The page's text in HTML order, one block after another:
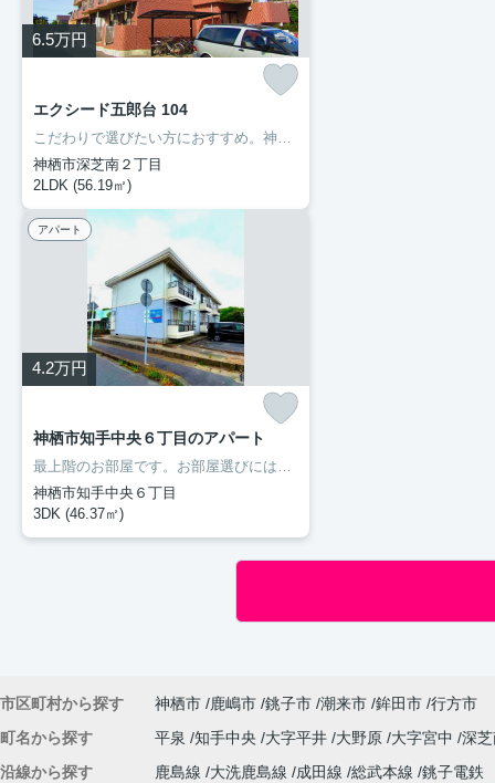
6.5万円
エクシード五郎台 104
こだわりで選びたい方におすすめ。神栖市エリアで住まいをお探しなら「エクシード五郎台」。普段からパソコンを使う方にオススメ物件、ネット回線導入済み。こちらのお部屋で新しい生活を始めてみませんか。神栖市に移り住む予定なら、まずは成田線笹川近辺で検討してはいかがでしょうか。0299-97-0800からいつでも豊成管理システムに遠慮なくお問い合わせ下さい。
神栖市深芝南２丁目
2LDK (56.19㎡)
アパート
4.2万円
神栖市知手中央６丁目のアパート
最上階のお部屋です。お部屋選びには欠かせない内覧も、空き部屋であればスムーズです。二人入居が可能な物件です。室内設備はエアコン・フローリングなどが揃っているので、快適に過ごしやすいお部屋になります。多くの方にご好評をいただいている、清潔感のある賃貸物件です。神栖市の住まい探しをお手伝いします。豊成管理システムがお客様に合った住まいをご紹介いたしますので、まずはお気軽にお問い合わせ下さい。
神栖市知手中央６丁目
3DK (46.37㎡)
市区町村から探す 神栖市 鹿嶋市 銚子市 潮来市 鉾田市 行方市
町名から探す
平泉 知手中央 大字平井 大野原 大字宮中
深
沿線から探す
鹿島線 大洗鹿島線 成田線 総武本線 銚子電鉄